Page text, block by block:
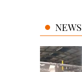
NEWS